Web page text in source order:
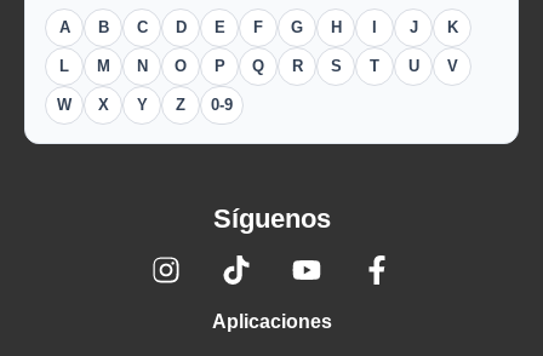
A B C D E F G H J K
L M N O P Q R S T U V
W X Y Z 0-9
Síguenos
Aplicaciones